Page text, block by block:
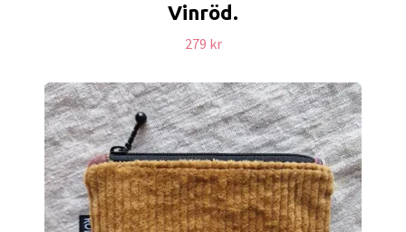
Vinröd.
279 kr